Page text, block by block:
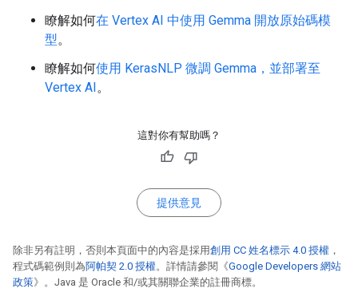
瞭解如何在 Vertex AI 中使用 Gemma 開放原始碼模
型。
瞭解如何使用 KerasNLP 微調 Gemma，並部署至
Vertex AI。
這對你有幫助嗎？
提供意見
除非另有註明，否則本頁面中的內容是採用創用 CC 姓名標示 4.0 授權 ，
程式碼範例則為阿帕契 2.0 授權。詳情請參閱《Google Developers 網站
政策》。Java 是 Oracle 和/或其關聯企業的註冊商標。